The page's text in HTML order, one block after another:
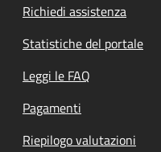
Richiedi assistenza
Statistiche del portale
Leggi le FAQ
Pagamenti
Riepilogo valutazioni